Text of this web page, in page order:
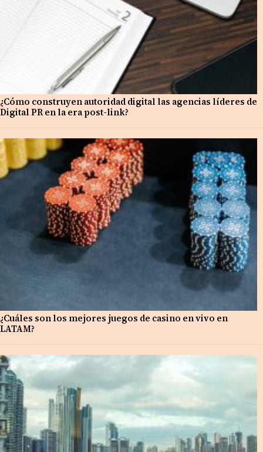
¿Cómo construyen autoridad digital las agencias líderes de
Digital PR en la era post-link?
¿Cuáles son los mejores juegos de casino en vivo en
LATAM?